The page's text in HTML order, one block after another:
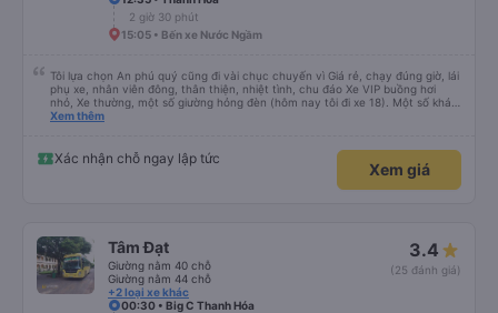
2 giờ 30 phút
15:05 • Bến xe Nước Ngầm
Tôi lựa chọn An phú quý cũng đi vài chục chuyến vì Giá rẻ, chạy đúng giờ, lái
phụ xe, nhân viên đông, thân thiện, nhiệt tình, chu đáo Xe VIP buồng hơi
nhỏ, Xe thường, một số giường hỏng đèn (hôm nay tôi đi xe 18). Một số khác
cửa gió điều hoà (cửa cuộn) nút kẹt, khá lạnh. Tuy nhiên, về lâu dài tôi vẫn
Xem thêm
Xác nhận chỗ ngay lập tức
Xem giá
Tâm Đạt
Giường nằm 40 chỗ
Giường nằm 44 chỗ
+2 loại xe khác
3.4
(25 đánh giá)
00:30 • Big C Thanh Hóa